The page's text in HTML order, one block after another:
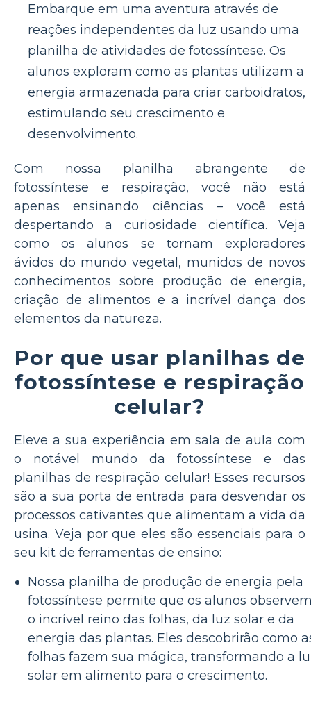
Embarque em uma aventura através de
reações independentes da luz usando uma
planilha de atividades de fotossíntese. Os
alunos exploram como as plantas utilizam a
energia armazenada para criar carboidratos,
estimulando seu crescimento e
desenvolvimento.
Com nossa planilha abrangente de
fotossíntese e respiração, você não está
apenas ensinando ciências – você está
despertando a curiosidade científica. Veja
como os alunos se tornam exploradores
ávidos do mundo vegetal, munidos de novos
conhecimentos sobre produção de energia,
criação de alimentos e a incrível dança dos
elementos da natureza.
Por que usar planilhas de
fotossíntese e respiração
celular?
Eleve a sua experiência em sala de aula com
o notável mundo da fotossíntese e das
planilhas de respiração celular! Esses recursos
são a sua porta de entrada para desvendar os
processos cativantes que alimentam a vida da
usina. Veja por que eles são essenciais para o
seu kit de ferramentas de ensino:
Nossa planilha de produção de energia pela
fotossíntese permite que os alunos
o incrível reino das folhas, da luz solar e da
energia das plantas. Eles descobrirão como
folhas fazem sua mágica, transformando a
solar em alimento para o crescimento.